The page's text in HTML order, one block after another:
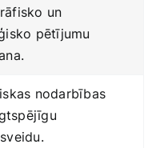
un
‍pētījumu
nodarbības